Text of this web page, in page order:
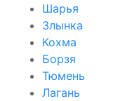
Шарья
Злынка
Кохма
Борзя
Тюмень
Лагань